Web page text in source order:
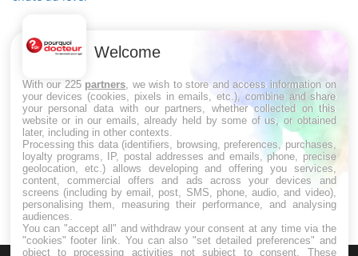
Drépanocytose : une déformation des
Maladie de Charcot (Sclérose latérale
amyotrophique)
Welcome
With our 225 partners , we wish to store and access information on
your devices (cookies, pixels in emails, etc.), combine and share
your personal data with our partners, whether collected on this
website or in our emails, already held by some of us, or obtained
later, including in other contexts.
Processing this data (identifiers, browsing, preferences, purchases,
loyalty programs, IP, postal addresses and emails, phone, precise
geolocation, etc.) allows developing and offering you services,
content, commercial offers and ads across your devices and
screens (including by email, post, SMS, phone, audio, and video),
personalising them, measuring their performance, and analysing
audiences.
You can "accept all" and withdraw your consent at any time via the
"cookies" footer link . You can also "set detailed preferences" and
object to processing activities not subject to consent. These